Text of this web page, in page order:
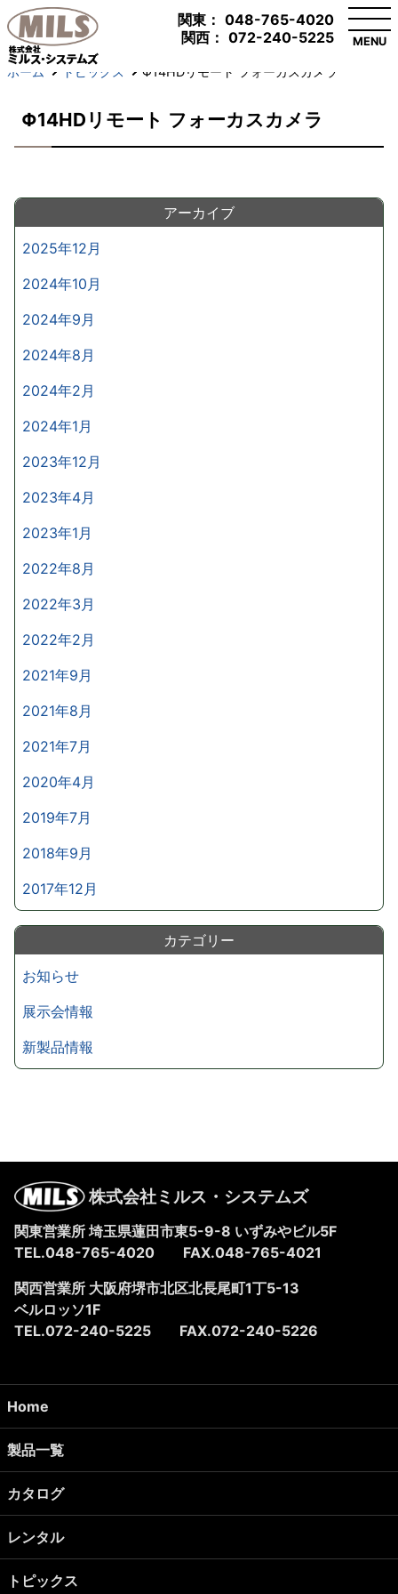
関東： 048-765-4020
関西： 072-240-5225 MENU
ホーム トピックス Φ14HDリモート フォーカスカメラ
Φ14HDリモート フォーカスカメラ
アーカイブ
2025年12月
2024年10月
2024年9月
2024年8月
2024年2月
2024年1月
2023年12月
2023年4月
2023年1月
2022年8月
2022年3月
2022年2月
2021年9月
2021年8月
2021年7月
2020年4月
2019年7月
2018年9月
2017年12月
カテゴリー
お知らせ
展示会情報
新製品情報
株式会社ミルス・システムズ
関東営業所 埼玉県蓮田市東5-9-8 いずみやビル5F
TEL.048-765-4020
FAX.048-765-4021
関西営業所 大阪府堺市北区北長尾町1丁5-13
ベルロッソ1F
TEL.072-240-5225
FAX.072-240-5226
Home
製品一覧
カタログ
レンタル
トピックス